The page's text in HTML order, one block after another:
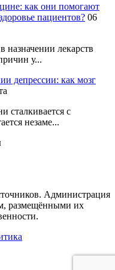
как они помогают
пациентов? 06
назначении лекарств
у...
депрессии: как мозг
сталкивается с
незаме...
Администрация
размещёнными их